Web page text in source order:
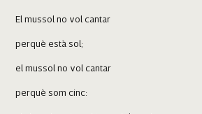
El mussol no vol cantar
perquè està sol;
el mussol no vol cantar
perquè som cinc: